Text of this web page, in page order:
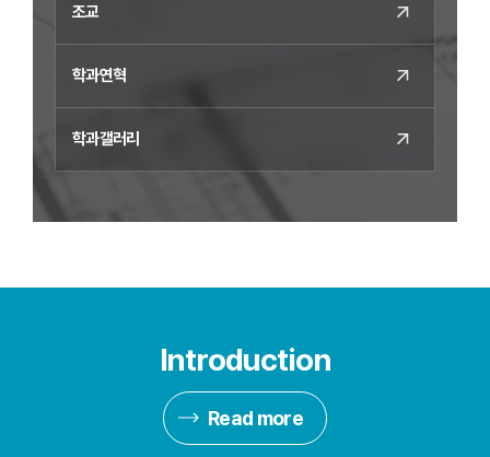
조교
학과연혁
학과갤러리
Introduction
Read more